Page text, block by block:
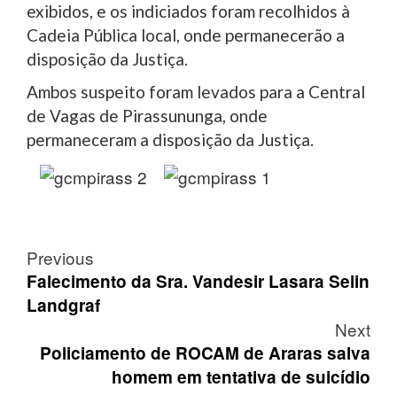
exibidos, e os indiciados foram recolhidos à
Cadeia Pública local, onde permanecerão a
disposição da Justiça.
Ambos suspeito foram levados para a Central
de Vagas de Pirassununga, onde
permaneceram a disposição da Justiça.
Post
navigation
Previous
Falecimento da Sra. Vandesir Lasara Selin
Landgraf
Next
Policiamento de ROCAM de Araras salva
homem em tentativa de suicídio